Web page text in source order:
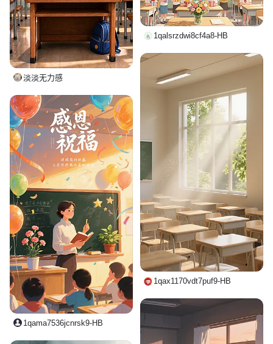
1qalsrzdwi8cf4a8-HB
淡淡无力感
1qax1170vdt7puf9-HB
1qama7536jcnrsk9-HB